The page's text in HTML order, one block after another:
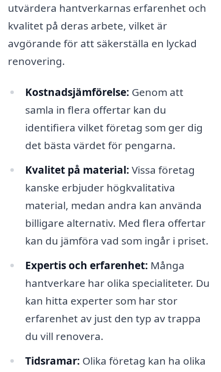
utvärdera hantverkarnas erfarenhet och
kvalitet på deras arbete, vilket är
avgörande för att säkerställa en lyckad
renovering.
Kostnadsjämförelse: Genom att
samla in flera offertar kan du
identifiera vilket företag som ger dig
det bästa värdet för pengarna.
Kvalitet på material: Vissa företag
kanske erbjuder högkvalitativa
material, medan andra kan använda
billigare alternativ. Med flera offertar
kan du jämföra vad som ingår i priset.
Expertis och erfarenhet: Många
hantverkare har olika specialiteter. Du
kan hitta experter som har stor
erfarenhet av just den typ av trappa
du vill renovera.
Tidsramar: Olika företag kan ha olika